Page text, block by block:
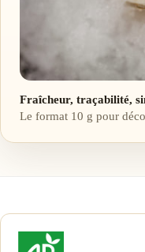
Fraîcheur, traçabilité,
Le format 10 g pour